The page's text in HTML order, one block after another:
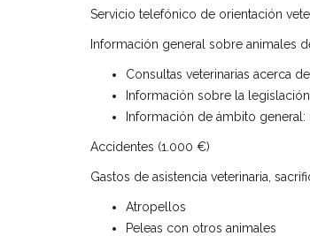
Servicio telefónico de orientación
Información general sobre animales
Consultas veterinarias acerca
Información sobre la
Información de ámbito
Accidentes (1.000 €)
Gastos de asistencia veterinaria,
Atropellos
Peleas con otros animales